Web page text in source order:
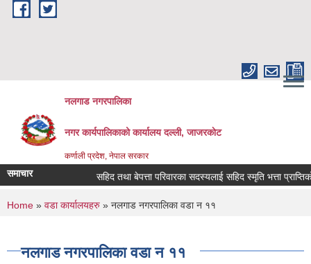
Skip to main content
नलगाड नगरपालिका
नगर कार्यपालिकाको कार्यालय दल्ली, जाजरकाेट
कर्णाली प्रदेश, नेपाल सरकार
समाचार सहिद तथा बेपत्ता परिवारका सदस्यलाई सहिद स्मृति भत्ता प्राप्तिको
You are here
Home » वडा कार्यालयहरु » नलगाड नगरपालिका वडा न‌‍ ११
नलगाड नगरपालिका वडा न‌‍ ११